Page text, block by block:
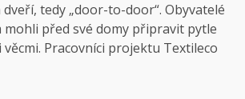
tedy „door-to-door“. Obyvatelé
mohli před své domy připravit pytle
Pracovníci projektu Textileco